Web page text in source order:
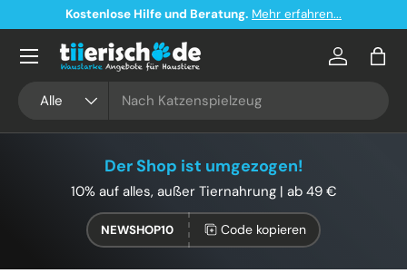
Direkt zum Inhalt
Kostenlose Hilfe und Beratung. Mehr erfahren...
Alle
Konto
Der Shop ist umgezogen!
10% auf alles, außer Tiernahrung | ab 49 €
NEWSHOP10 Code kopieren